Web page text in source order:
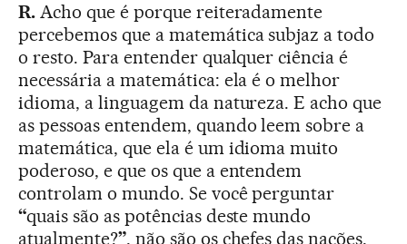
R.Acho que é porque reiteradamente
percebemos que a matemática subjaz a todo
o resto. Para entender qualquer ciência é
necessária a matemática: ela é o melhor
idioma, a linguagem da natureza. E acho que
as pessoas entendem, quando leem sobre a
matemática, que ela é um idioma muito
poderoso, e que os que a entendem
controlam o mundo. Se você perguntar
“quais são as potências deste mundo
atualmente?”, não são os chefes das nações,